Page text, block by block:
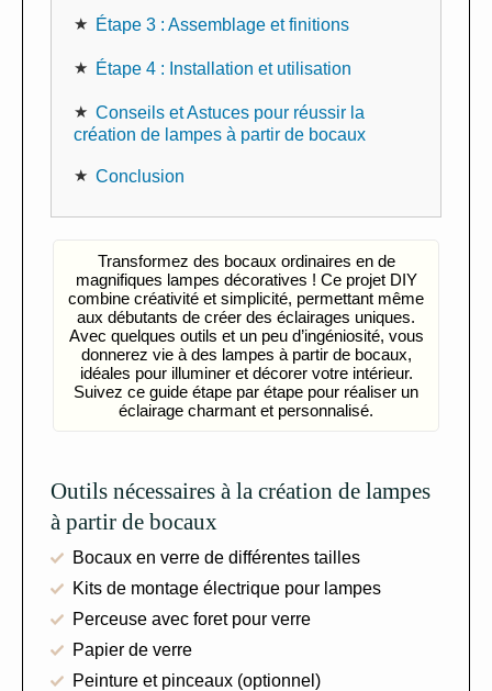
Étape 3 : Assemblage et finitions
Étape 4 : Installation et utilisation
Conseils et Astuces pour réussir la
création de lampes à partir de bocaux
Conclusion
Transformez des bocaux ordinaires en de
magnifiques lampes décoratives ! Ce projet DIY
combine créativité et simplicité, permettant même
aux débutants de créer des éclairages uniques.
Avec quelques outils et un peu d’ingéniosité, vous
donnerez vie à des lampes à partir de bocaux,
idéales pour illuminer et décorer votre intérieur.
Suivez ce guide étape par étape pour réaliser un
éclairage charmant et personnalisé.
Outils nécessaires à la création de lampes
à partir de bocaux
Bocaux en verre de différentes tailles
Kits de montage électrique pour lampes
Perceuse avec foret pour verre
Papier de verre
Peinture et pinceaux (optionnel)